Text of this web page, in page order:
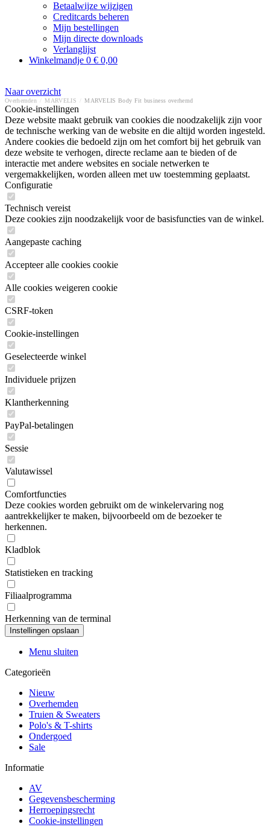
Betaalwijze wijzigen
Creditcards beheren
Mijn bestellingen
Mijn directe downloads
Verlanglijst
Winkelmandje 0 € 0,00
Naar overzicht
Overhemden MARVELIS MARVELIS Body Fit business overhemd
Cookie-instellingen
Deze website maakt gebruik van cookies die noodzakelijk zijn voor
de technische werking van de website en die altijd worden ingesteld.
Andere cookies die bedoeld zijn om het comfort bij het gebruik van
deze website te verhogen, directe reclame aan te bieden of de
interactie met andere websites en sociale netwerken te
vergemakkelijken, worden alleen met uw toestemming geplaatst.
Configuratie
Technisch vereist
Deze cookies zijn noodzakelijk voor de basisfuncties van de winkel.
Aangepaste caching
Accepteer alle cookies cookie
Alle cookies weigeren cookie
CSRF-token
Cookie-instellingen
Geselecteerde winkel
Individuele prijzen
Klantherkenning
PayPal-betalingen
Sessie
Valutawissel
Comfortfuncties
Deze cookies worden gebruikt om de winkelervaring nog
aantrekkelijker te maken, bijvoorbeeld om de bezoeker te
herkennen.
Kladblok
Statistieken en tracking
Filiaalprogramma
Herkenning van de terminal
Menu sluiten
Categorieën
Nieuw
Overhemden
Truien & Sweaters
Polo's & T-shirts
Ondergoed
Sale
Informatie
AV
Gegevensbescherming
Herroepingsrecht
Cookie-instellingen